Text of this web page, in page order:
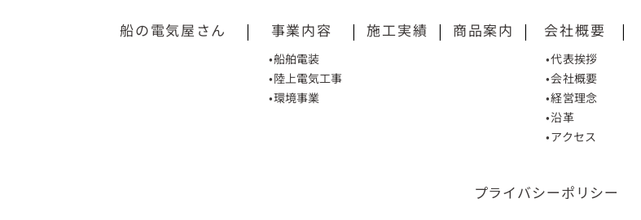
船の電気屋さん | 事業内容
•船舶電装
•陸上電気工事
•環境事業
| 施工実績 | 商品案内 | 会社概要
•代表挨拶
•会社概要
•経営理念
•沿革
•アクセス
|
プライバシーポリシー